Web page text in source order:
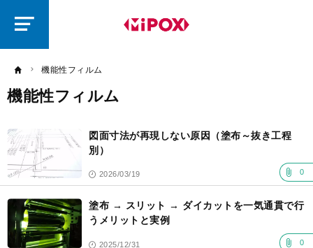
機能性フィルム
機能性フィルム
図面寸法が再現しない原因（塗布～抜き工程
別）
2026/03/19 0
塗布 → スリット → ダイカットを一気通貫で行
うメリットと実例
2025/12/31 0